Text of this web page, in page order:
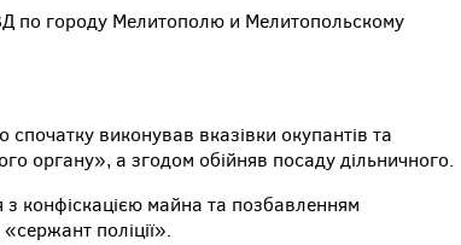
по городу Мелитополю и Мелитопольскому
спочатку виконував вказівки окупантів та
органу», а згодом обійняв посаду дільничного.
конфіскацією майна та позбавленням
поліції».